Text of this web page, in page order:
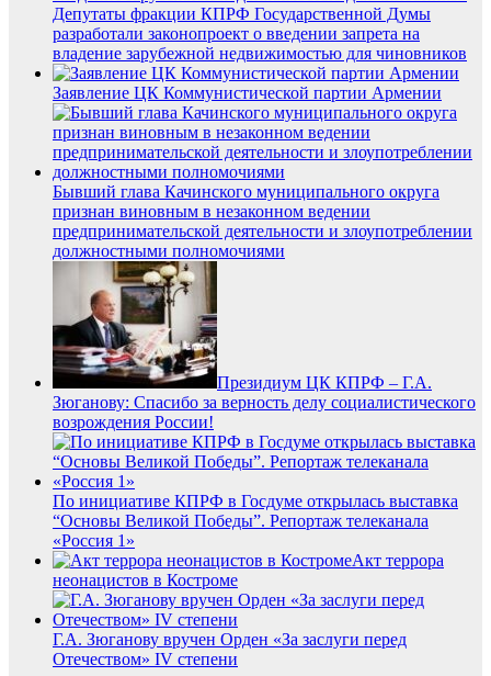
Депутаты фракции КПРФ Государственной Думы
разработали законопроект о введении запрета на
владение зарубежной недвижимостью для чиновников
Заявление ЦК Коммунистической партии Армении
Бывший глава Качинского муниципального округа
признан виновным в незаконном ведении
предпринимательской деятельности и злоупотреблении
должностными полномочиями
Президиум ЦК КПРФ – Г.А.
Зюганову: Спасибо за верность делу социалистического
возрождения России!
По инициативе КПРФ в Госдуме открылась выставка
“Основы Великой Победы”. Репортаж телеканала
«Россия 1»
Акт террора
неонацистов в Костроме
Г.А. Зюганову вручен Орден «За заслуги перед
Отечеством» IV степени